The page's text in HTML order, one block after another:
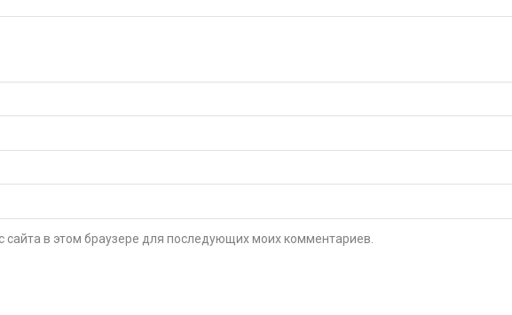
в этом браузере для последующих моих комментариев.